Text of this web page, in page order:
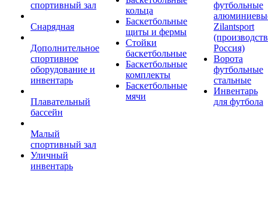
спортивный зал
Снарядная
Дополнительное
спортивное
оборудование и
инвентарь
Плавательный
бассейн
Малый
спортивный зал
Уличный
инвентарь
кольца
Баскетбольные
щиты и фермы
Стойки
баскетбольные
Баскетбольные
комплекты
Баскетбольные
мячи
футбольные
Zilantsport
Россия)
Ворота
футбольные
стальные
Инвентарь
для футбола